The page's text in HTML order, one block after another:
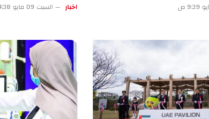
السبت 09 مايو 4:38 ص